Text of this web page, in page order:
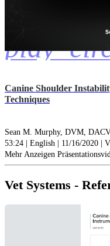
Canine Shoulder
Techniques
Sean M. Murphy, DVM,
53:24 | English | 11/16/2020 |
Mehr Anzeigen
Vet Systems -